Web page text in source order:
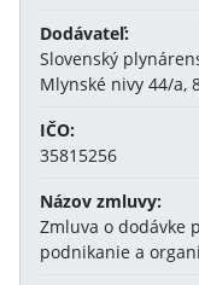
Dodávateľ:
Slovenský
Mlynské nivy 44/a,
IČO:
35815256
Názov zmluvy:
Zmluva o dodávke
podnikanie a